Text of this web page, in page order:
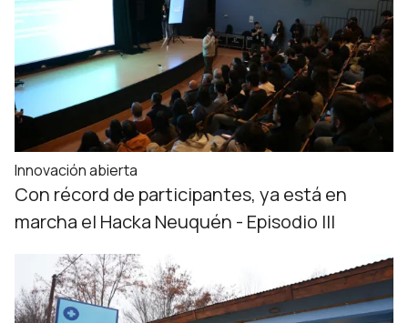
Innovación abierta
Con récord de participantes, ya está en
marcha el Hacka Neuquén - Episodio III